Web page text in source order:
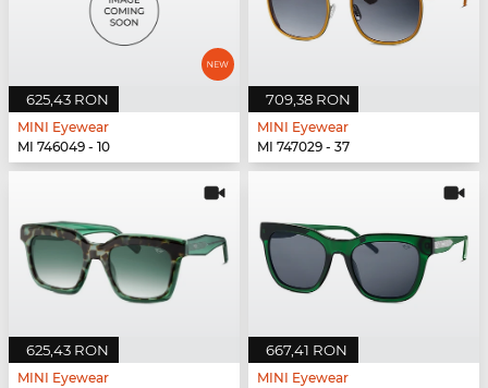
625,43 RON
MINI Eyewear
MI 746049 - 10
709,38 RON
MINI Eyewear
MI 747029 - 37
625,43 RON
MINI Eyewear
667,41 RON
MINI Eyewear